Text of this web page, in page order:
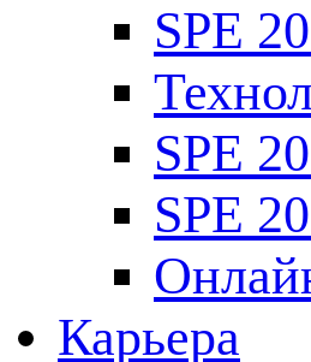
SPE
SPE
SPE
Карьера